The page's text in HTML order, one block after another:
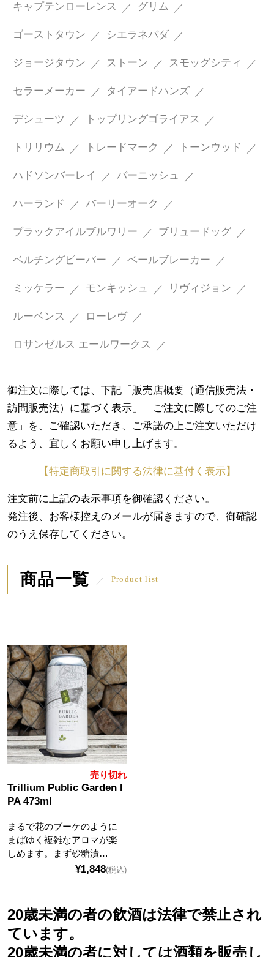
キャプテンローレンス グリム
ゴーストタウン シエラネバダ
ジョージタウン ストーン スモッグシティ
セラーメーカー タイアードハンズ
デシューツ トップリングゴライアス
トリリウム トレードマーク トーンウッド
ハドソンバーレイ バーニッシュ
ハーランド バーリーオーク
ブラックアイルブルワリー ブリュードッグ
ベルチングビーバー ベールブレーカー
ミッケラー モンキッシュ リヴィジョン
ルーベンス ローレヴ
ロサンゼルス エールワークス
御注文に際しては、下記「販売店概要（通信販売法・
訪問販売法）に基づく表示」「ご注文に際してのご注
意」を、ご確認いただき、ご承諾の上ご注文いただけ
るよう、宜しくお願い申し上げます。
【特定商取引に関する法律に基付く表示】
注文前に上記の表示事項を御確認ください。
発注後、お客様控えのメールが届きますので、御確認
のうえ保存してください。
商品一覧 Product list
売り切れ
Trillium Public Garden I
PA 473ml
まるで花のブーケのように
まばゆく複雑なアロマが楽
しめます。まず砂糖漬…
¥1,848(税込)
20歳未満の者の飲酒は法律で禁止され
ています。
20歳未満の者に対しては酒類を販売し